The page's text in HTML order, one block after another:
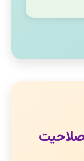
صلاحیت